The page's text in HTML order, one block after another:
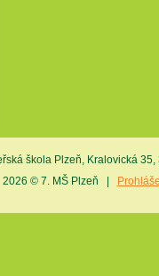
škola Plzeň, Kralovická
2026 © 7. MŠ Plzeň |